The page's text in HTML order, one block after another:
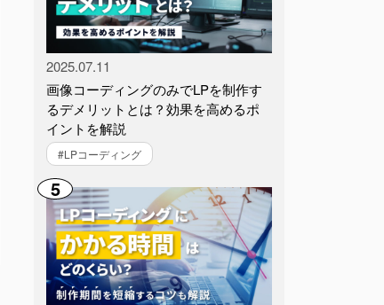
2025.07.11
画像コーディングのみでLPを制作す
るデメリットとは？効果を高めるポ
イントを解説
#LPコーディング
5